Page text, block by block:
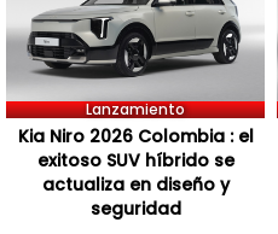
Lanzamiento
Kia Niro 2026 Colombia : el
exitoso SUV híbrido se
actualiza en diseño y
seguridad